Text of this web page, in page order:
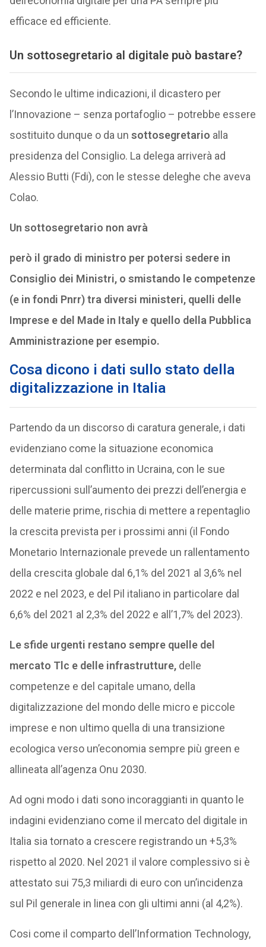
efficace ed efficiente.
Un sottosegretario al digitale può bastare?
Secondo le ultime indicazioni, il dicastero per
l’Innovazione – senza portafoglio – potrebbe essere
sostituito dunque o da un sottosegretario alla
presidenza del Consiglio. La delega arriverà ad
Alessio Butti (Fdi), con le stesse deleghe che aveva
Colao.
Un sottosegretario non avrà
però il grado di ministro per potersi sedere in
Consiglio dei Ministri, o smistando le competenze
(e in fondi Pnrr) tra diversi ministeri, quelli delle
Imprese e del Made in Italy e quello della Pubblica
Amministrazione per esempio.
Cosa dicono i dati sullo stato della
digitalizzazione in Italia
Partendo da un discorso di caratura generale, i dati
evidenziano come la situazione economica
determinata dal conflitto in Ucraina, con le sue
ripercussioni sull’aumento dei prezzi dell’energia e
delle materie prime, rischia di mettere a repentaglio
la crescita prevista per i prossimi anni (il Fondo
Monetario Internazionale prevede un rallentamento
della crescita globale dal 6,1% del 2021 al 3,6% nel
2022 e nel 2023, e del Pil italiano in particolare dal
6,6% del 2021 al 2,3% del 2022 e all’1,7% del 2023).
Le sfide urgenti restano sempre quelle del
mercato Tlc e delle infrastrutture,delle
competenze e del capitale umano, della
digitalizzazione del mondo delle micro e piccole
imprese e non ultimo quella di una transizione
ecologica verso un’economia sempre più green e
allineata all’agenza Onu 2030.
Ad ogni modo i dati sono incoraggianti in quanto le
indagini evidenziano come il mercato del digitale in
Italia sia tornato a crescere registrando un +5,3%
rispetto al 2020. Nel 2021 il valore complessivo si è
attestato sui 75,3 miliardi di euro con un’incidenza
sul Pil generale in linea con gli ultimi anni (al 4,2%).
Cosi come il comparto dell’Information Technology,